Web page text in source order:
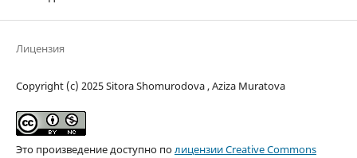
Лицензия
Copyright (c) 2025 Sitora Shomurodova , Aziza Muratova
Это произведение доступно полицензии Creative Commons